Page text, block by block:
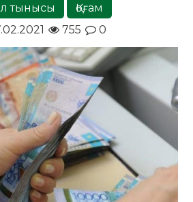
тынысы
Қоғам
755 0